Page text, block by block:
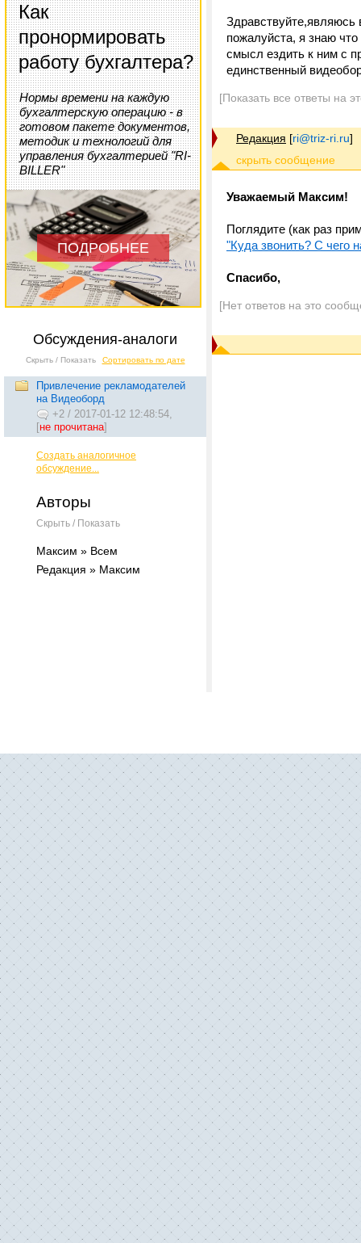
Как
пронормировать
работу бухгалтера?
Нормы времени на каждую
бухгалтерскую операцию - в
готовом пакете документов,
методик и технологий для
управления бухгалтерией "RI-
BILLER"
ПОДРОБНЕЕ
Обсуждения-аналоги
Скрыть / Показать Сортировать по дате
Привлечение рекламодателей
на Видеоборд
+2 / 2017-01-12 12:48:54,
[не прочитана]
Создать аналогичное
обсуждение...
Авторы
Скрыть / Показать
Максим » Всем
Редакция » Максим
Здравствуйте,являюсь
пожалуйста, я знаю что
смысл ездить к ним с
единственный
[Показать все ответы на
Редакция [ri@triz-ri.ru]
Уважаемый Максим!
Поглядите (как раз
"Куда звонить? С чего
Спасибо,
[Нет ответов на это